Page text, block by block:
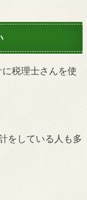
税理士さんを使
をしている人も多